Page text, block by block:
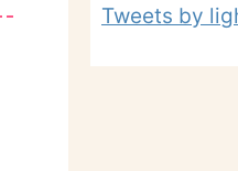
Tweets by